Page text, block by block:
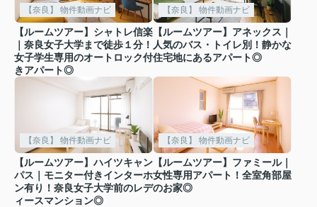
【奈良】 物件動画ナビ
【ルームツアー】シャトレ信楽
｜奈良女子大学まで徒歩１分！
女子学生専用のオートロック付
きアパート◎
【奈良】 物件動画ナビ
【ルームツアー】アネックス｜
人気のバス・トイレ別！静かな
住宅地にあるアパート◎
【奈良】 物件動画ナビ
【ルームツアー】ハイツキャン
パス｜モニター付きインターホ
ン有り！奈良女子大学前のレデ
ィースマンション◎
【奈良】 物件動画ナビ
【ルームツアー】ファミール｜
女性専用アパート！全室角部屋
のお家◎